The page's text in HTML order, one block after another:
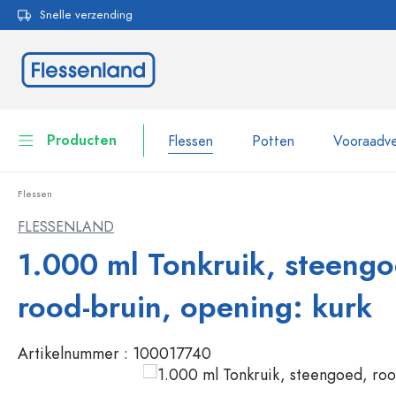
Ga naar de hoofdnavigatie
Snelle verzending
Producten Flessen Potten
Cosmetische verpakkingen
Flessen per merk
WECK flessen
Glazen flessen 100 ml
Flessen
FLESSENLAND
1.000 ml Tonkruik,
rood-bruin, opening: kurk
Artikelnummer : 100017740